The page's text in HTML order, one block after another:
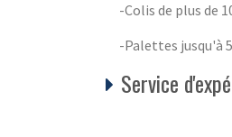
-Colis de plus de
-Palettes jusqu'à
Service